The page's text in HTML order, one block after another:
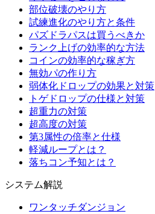
部位破壊のやり方
試練進化のやり方と条件
パズドラパスは買うべきか
ランク上げの効率的な方法
コインの効率的な稼ぎ方
無効パの作り方
弱体化ドロップの効果と対策
トゲドロップの仕様と対策
超重力の対策
超高度の対策
第3属性の倍率と仕様
軽減ループとは？
落ちコン予知とは？
システム解説
ワンタッチダンジョン